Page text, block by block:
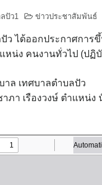
ปัว1 ข่าวประชาสัมพันธ์
ว ได้ออกประกาศการ
หน่ง คนงานทั่วไป (ปฏิ
าล เทศบาลตำบลปัว
าภา เรืองวงษ์ ตำแหน่